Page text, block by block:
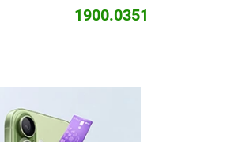
1900.0351